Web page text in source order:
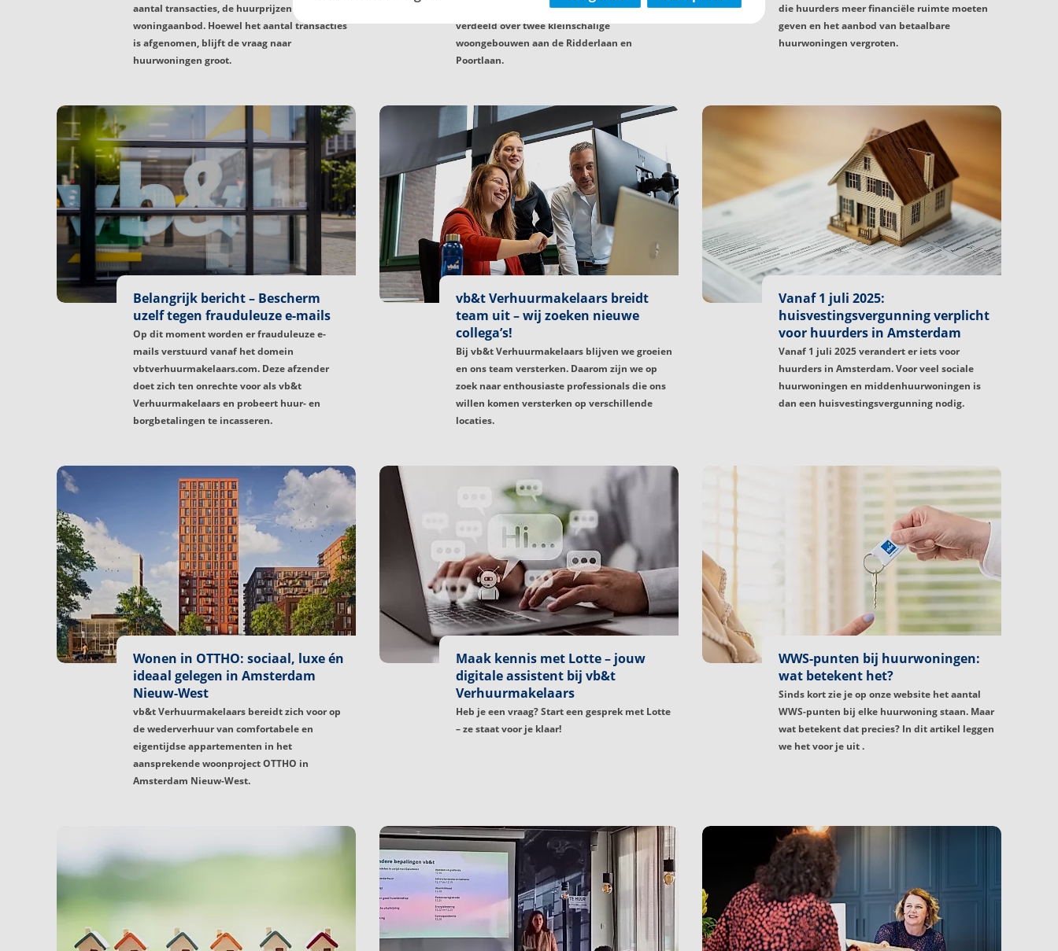
aantal transacties, de huurprijzen en het
woningaanbod. Hoewel het aantal transacties
is afgenomen, blijft de vraag naar
huurwoningen groot.
moderne twee- en driekamerappartementen,
verdeeld over twee kleinschalige
woongebouwen aan de Ridderlaan en
Poortlaan.
die huurders meer financiële ruimte moeten
geven en het aanbod van betaalbare
huurwoningen vergroten.
Belangrijk bericht – Bescherm
uzelf tegen frauduleuze e-mails
Op dit moment worden er frauduleuze e-
mails verstuurd vanaf het domein
vbtverhuurmakelaars.com. Deze afzender
doet zich ten onrechte voor als vb&t
Verhuurmakelaars en probeert huur- en
borgbetalingen te incasseren.
vb&t Verhuurmakelaars breidt
team uit – wij zoeken nieuwe
collega’s!
Bij vb&t Verhuurmakelaars blijven we groeien
en ons team versterken. Daarom zijn we op
zoek naar enthousiaste professionals die ons
willen komen versterken op verschillende
locaties.
Vanaf 1 juli 2025:
huisvestingsvergunning verplicht
voor huurders in Amsterdam
Vanaf 1 juli 2025 verandert er iets voor
huurders in Amsterdam. Voor veel sociale
huurwoningen en middenhuurwoningen is
dan een huisvestingsvergunning nodig.
Wonen in OTTHO: sociaal, luxe én
ideaal gelegen in Amsterdam
Nieuw-West
vb&t Verhuurmakelaars bereidt zich voor op
de wederverhuur van comfortabele en
eigentijdse appartementen in het
aansprekende woonproject OTTHO in
Amsterdam Nieuw-West.
Maak kennis met Lotte – jouw
digitale assistent bij vb&t
Verhuurmakelaars
Heb je een vraag? Start een gesprek met Lotte
– ze staat voor je klaar!
WWS-punten bij huurwoningen:
wat betekent het?
Sinds kort zie je op onze website het aantal
WWS-punten bij elke huurwoning staan. Maar
wat betekent dat precies? In dit artikel leggen
we het voor je uit .